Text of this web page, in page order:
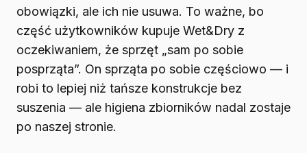
obowiązki, ale ich nie usuwa. To ważne, bo
część użytkowników kupuje Wet&Dry z
oczekiwaniem, że sprzęt „sam po sobie
posprząta”. On sprząta po sobie częściowo — i
robi to lepiej niż tańsze konstrukcje bez
suszenia — ale higiena zbiorników nadal zostaje
po naszej stronie.